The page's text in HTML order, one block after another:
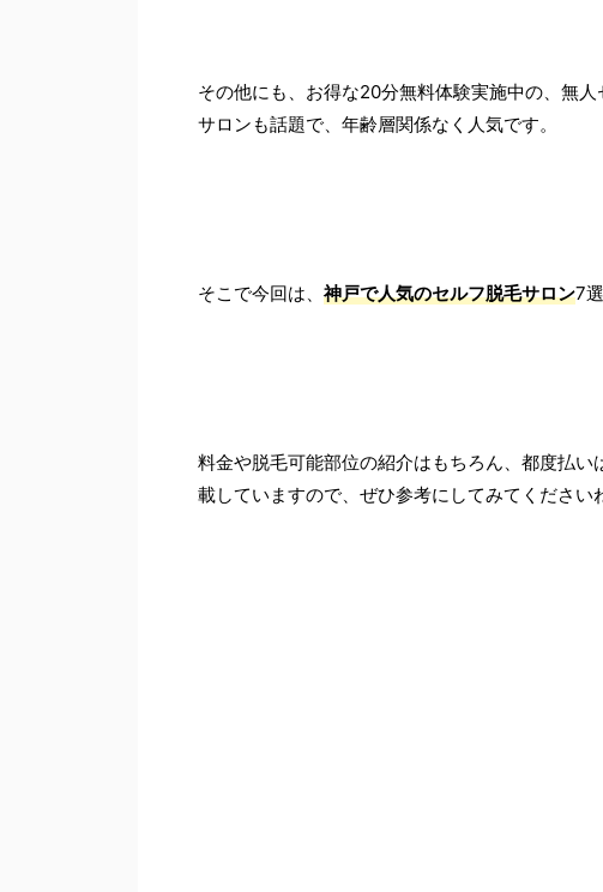
その他にも、お得な20分無料体験実施中の、無
サロンも話題で、年齢層関係なく人気です。
そこで今回は、 神戸で人気のセルフ脱毛サロン7
料金や脱毛可能部位の紹介はもちろん、都度払
載していますので、ぜひ参考にしてみてください